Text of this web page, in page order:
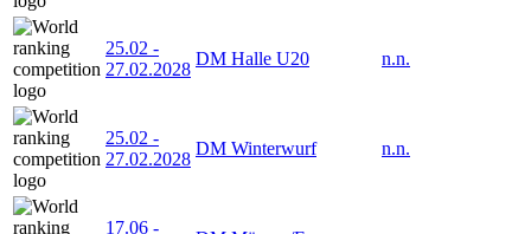
25.02 -
27.02.2028
DM Halle U20 n.n.
25.02 -
27.02.2028
DM Winterwurf n.n.
17.06 -